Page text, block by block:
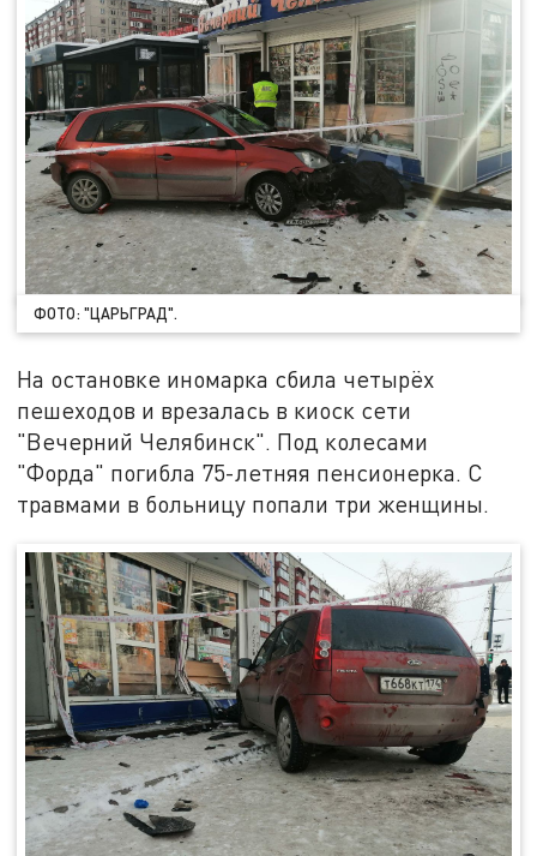
ФОТО: "ЦАРЬГРАД".
На остановке иномарка сбила четырёх
пешеходов и врезалась в киоск сети
"Вечерний Челябинск". Под колесами
"Форда" погибла 75-летняя пенсионерка. С
травмами в больницу попали три женщины.